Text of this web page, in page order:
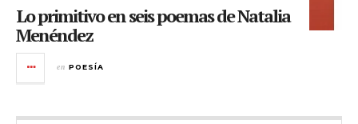
Lo primitivo en seis poemas de Natalia
Menéndez
en POESÍA